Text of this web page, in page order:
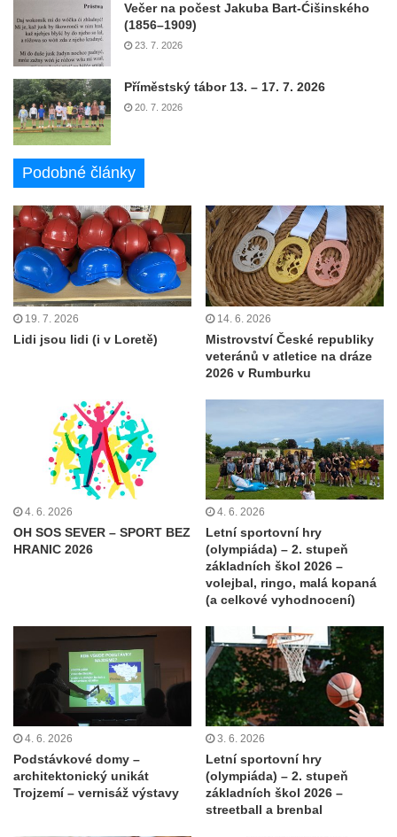
Večer na počest Jakuba Bart-Ćišinského
(1856–1909)
23. 7. 2026
Příměstský tábor 13. – 17. 7. 2026
20. 7. 2026
Podobné články
19. 7. 2026
Lidi jsou lidi (i v Loretě)
14. 6. 2026
Mistrovství České republiky
veteránů v atletice na dráze
2026 v Rumburku
4. 6. 2026
OH SOS SEVER – SPORT BEZ
HRANIC 2026
4. 6. 2026
Letní sportovní hry
(olympiáda) – 2. stupeň
základních škol 2026 –
volejbal, ringo, malá kopaná
(a celkové vyhodnocení)
4. 6. 2026
Podstávkové domy –
architektonický unikát
Trojzemí – vernisáž výstavy
3. 6. 2026
Letní sportovní hry
(olympiáda) – 2. stupeň
základních škol 2026 –
streetball a brenbal